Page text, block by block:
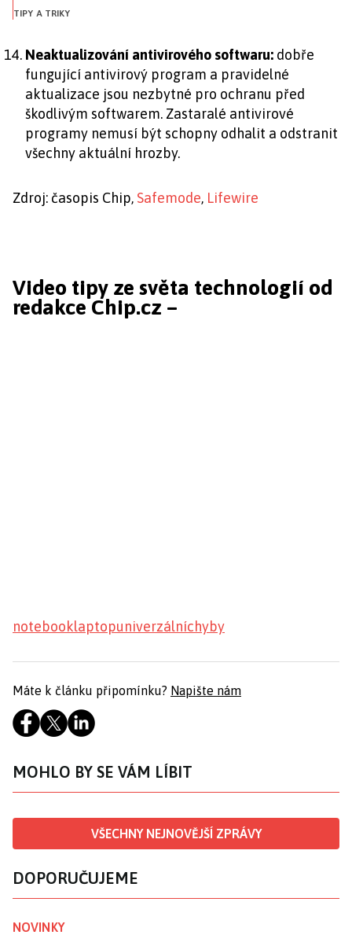
TIPY A TRIKY
Neaktualizování antivirového softwaru: dobře
fungující antivirový program a pravidelné
aktualizace jsou nezbytné pro ochranu před
škodlivým softwarem. Zastaralé antivirové
programy nemusí být schopny odhalit a odstranit
všechny aktuální hrozby.
Zdroj: časopis Chip, Safemode, Lifewire
Video tipy ze světa technologií od
redakce Chip.cz –
notebooklaptopuniverzálníchyby
Máte k článku připomínku? Napište nám
MOHLO BY SE VÁM LÍBIT
VŠECHNY NEJNOVĚJŠÍ ZPRÁVY
DOPORUČUJEME
NOVINKY